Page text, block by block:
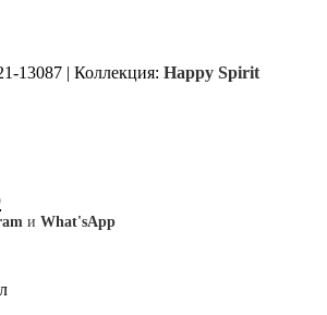
13087 | Коллекция: Happy Spirit
и What'sApp